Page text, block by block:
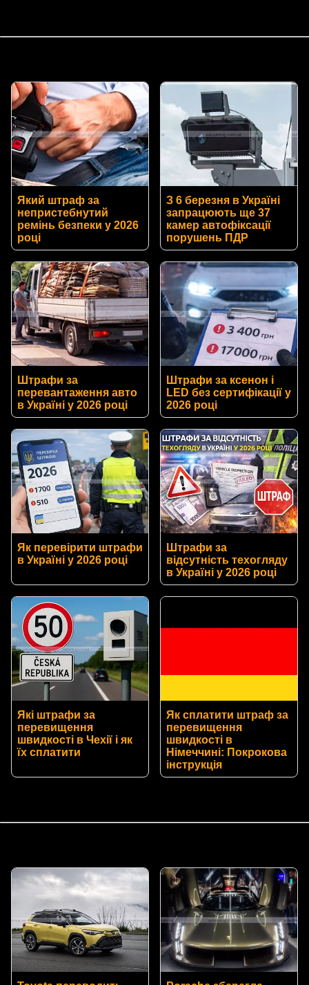
Який штраф за
непристебнутий
ремінь безпеки у 2026
році
З 6 березня в Україні
запрацюють ще 37
камер автофіксації
порушень ПДР
Штрафи за
перевантаження авто
в Україні у 2026 році
Штрафи за ксенон і
LED без сертифікації у
2026 році
Як перевірити штрафи
в Україні у 2026 році
Штрафи за
відсутність техогляду
в Україні у 2026 році
Які штрафи за
перевищення
швидкості в Чехії і як
їх сплатити
Як сплатити штраф за
перевищення
швидкості в
Німеччині: Покрокова
інструкція